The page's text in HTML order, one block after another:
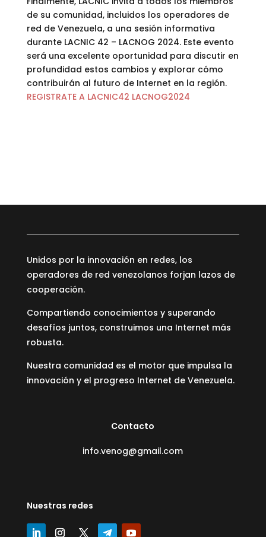
de su comunidad, incluidos los operadores de
red de Venezuela, a una sesión informativa
durante LACNIC 42 – LACNOG 2024. Este evento
será una excelente oportunidad para discutir en
profundidad estos cambios y explorar cómo
contribuirán al futuro de Internet en la región.
REGISTRATE A LACNIC42 LACNOG2024
Unidos por la innovación en redes, los
operadores de red venezolanos forjan lazos de
cooperación.
Compartiendo conocimientos y superando
desafíos juntos, construimos una Internet más
robusta.
Nuestra comunidad es el motor que impulsa la
innovación y el progreso Internet de Venezuela.
Contacto
info.venog@gmail.com
Nuestras redes